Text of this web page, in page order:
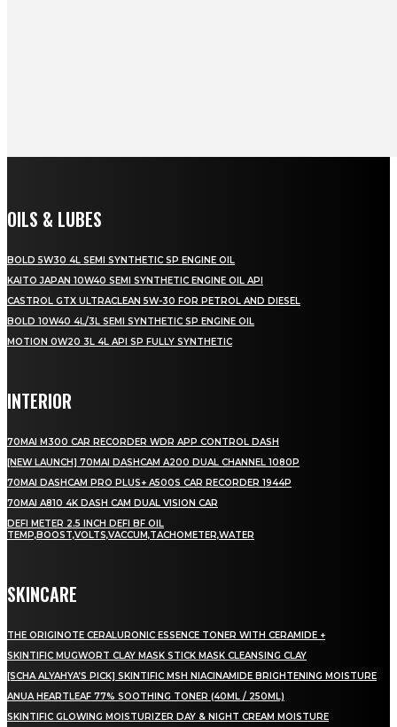
OILS & LUBES
BOLD 5W30 4L SEMI SYNTHETIC SP ENGINE OIL
KAITO JAPAN 10W40 SEMI SYNTHETIC ENGINE OIL API
CASTROL GTX ULTRACLEAN 5W-30 FOR PETROL AND DIESEL
BOLD 10W40 4L/3L SEMI SYNTHETIC SP ENGINE OIL
MOTION 0W20 3L 4L API SP FULLY SYNTHETIC
INTERIOR
70MAI M300 CAR RECORDER WDR APP CONTROL DASH
[NEW LAUNCH] 70MAI DASHCAM A200 DUAL CHANNEL 1080P
70MAI DASHCAM PRO PLUS+ A500S CAR RECORDER 1944P
70MAI A810 4K DASH CAM DUAL VISION CAR
DEFI METER 2.5 INCH DEFI BF OIL
TEMP,BOOST,VOLTS,VACCUM,TACHOMETER,WATER
SKINCARE
THE ORIGINOTE CERALURONIC ESSENCE TONER WITH CERAMIDE +
SKINTIFIC MUGWORT CLAY MASK STICK MASK CLEANSING CLAY
[SCHA ALYAHYA’S PICK] SKINTIFIC MSH NIACINAMIDE BRIGHTENING MOISTURE
ANUA HEARTLEAF 77% SOOTHING TONER (40ML / 250ML)
SKINTIFIC GLOWING MOISTURIZER DAY & NIGHT CREAM MOISTURE